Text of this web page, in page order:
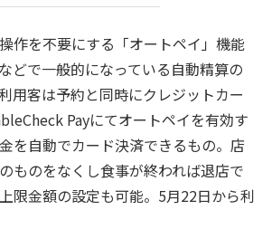
作を不要にする「オートペイ」機能
どで一般的になっている自動精算の
用客は予約と同時にクレジットカー
Payにてオートペイを有効す
を自動でカード決済できるもの。店
ものをなくし食事が終われば退店で
限金額の設定も可能。5月22日から利